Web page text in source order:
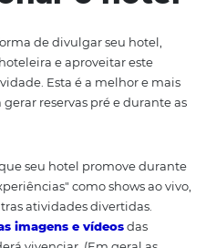
para aumentar as
promovendo a sua
o
forma de divulgar seu
hoteleira e aproveitar